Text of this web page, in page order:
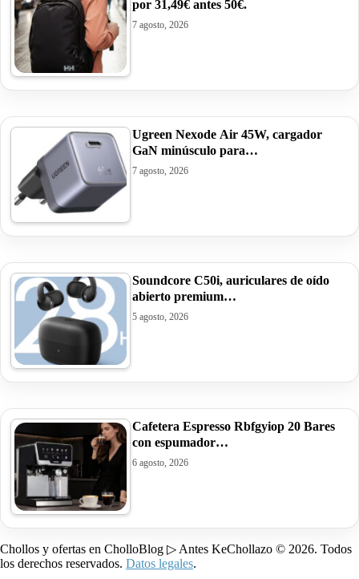
por 31,49€ antes 50€.
7 agosto, 2026
Ugreen Nexode Air 45W, cargador
GaN minúsculo para…
7 agosto, 2026
Soundcore C50i, auriculares de oído
abierto premium…
5 agosto, 2026
Cafetera Espresso Rbfgyiop 20 Bares
con espumador…
6 agosto, 2026
Chollos y ofertas en CholloBlog ▷ Antes KeChollazo © 2026. Todos
los derechos reservados. Datos legales.